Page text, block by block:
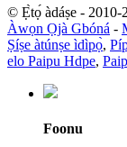
© Ẹ̀tọ́ àdáṣe - 2010-
Àwọn Ọjà Gbóná -
Ṣíṣe àtúnṣe ìdìpọ̀,
elo Paipu Hdpe,
Foonu